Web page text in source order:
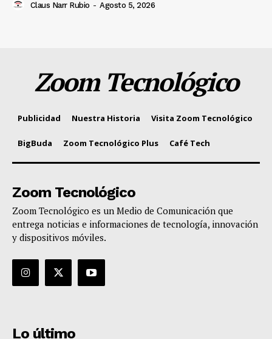
Claus Narr Rubio - Agosto 5, 2026
Zoom Tecnológico
Publicidad Nuestra Historia Visita Zoom Tecnológico
BigBuda Zoom Tecnológico Plus Café Tech
Zoom Tecnológico
Zoom Tecnológico es un Medio de Comunicación que
entrega noticias e informaciones de tecnología, innovación
y dispositivos móviles.
Lo último